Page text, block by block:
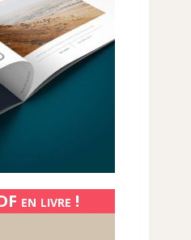
en livre !